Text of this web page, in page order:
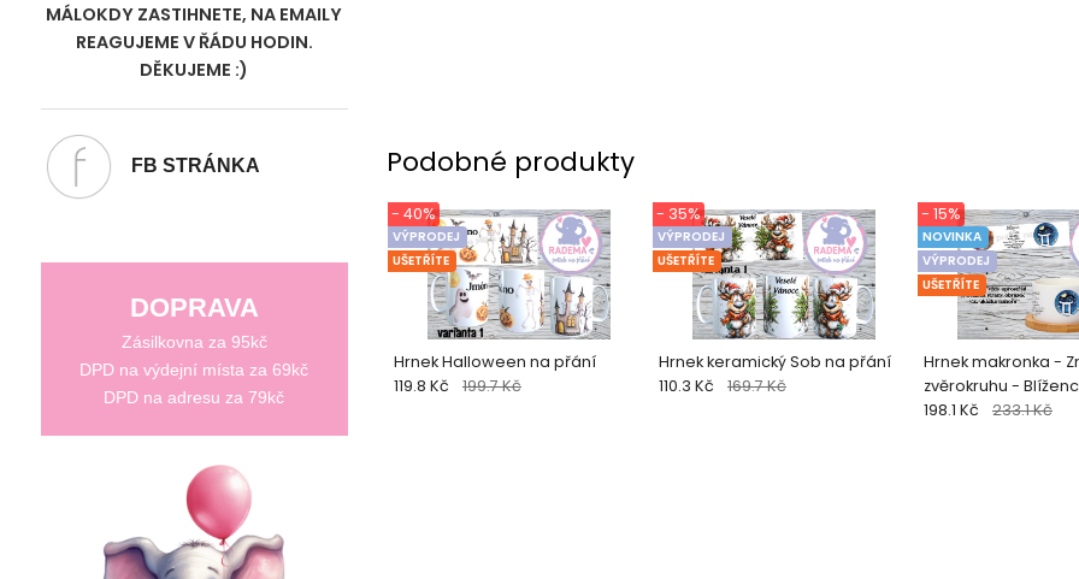
MÁLOKDY ZASTIHNETE, NA EMAILY
REAGUJEME V ŘÁDU HODIN.
DĚKUJEME :)
FB STRÁNKA
DOPRAVA
Zásilkovna za 95kč
DPD na výdejní místa za 69kč
DPD na adresu za 79kč
Podobné produkty
Hrnek Halloween na přání
VÝPRODEJ
UŠETŘÍTE
- 40%
119.8 Kč 199.7 Kč
Hrnek keramický Sob na přání
VÝPRODEJ
UŠETŘÍTE
- 35%
110.3 Kč 169.7 Kč
Hrnek makronka -
zvěrokruhu -
NOVINKA
VÝPRODEJ
UŠETŘÍTE
- 15%
198.1 Kč 233.1 Kč